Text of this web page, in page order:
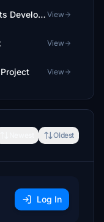
EDHK Lights & Objects Developers Pack (Asset-Pack) View
View
View
Oldest
Log In